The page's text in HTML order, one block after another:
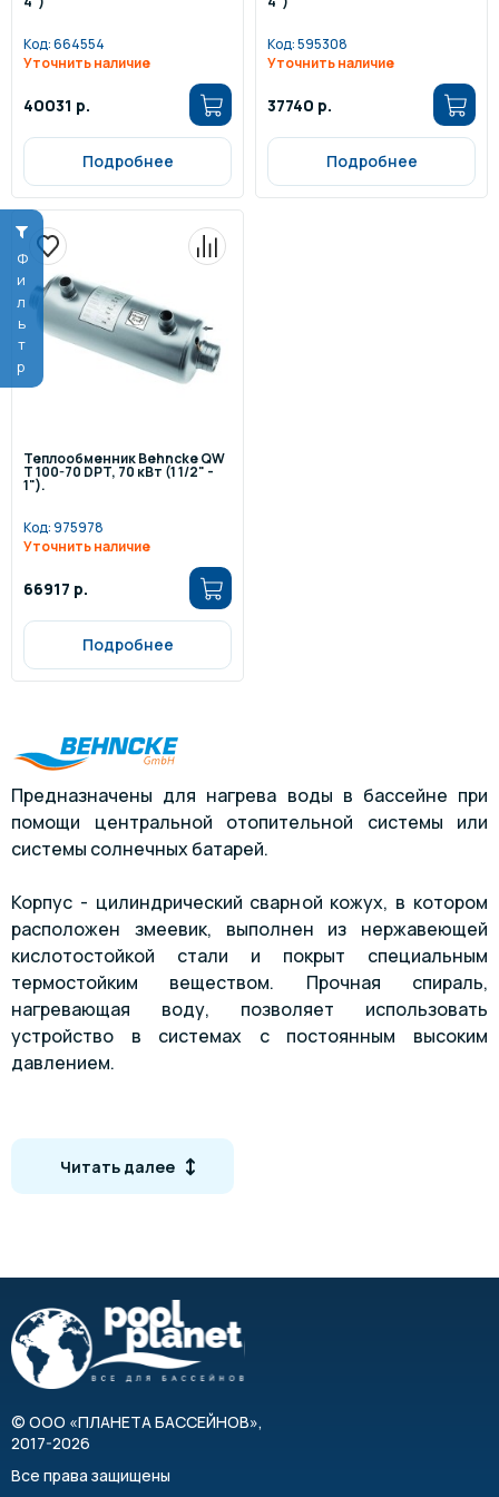
Фильтр
Код:664554
Уточнить наличие
40031 р.
Подробнее
Код:595308
Уточнить наличие
37740 р.
Подробнее
Теплообменник Behncke QW
T 100-70 DPT, 70 кВт (1 1/2" -
1").
Код:975978
Уточнить наличие
66917 р.
Подробнее
Предназначены для нагрева воды в бассейне при
помощи центральной отопительной системы или
системы солнечных батарей.
Корпус - цилиндрический сварной кожух, в котором
расположен змеевик, выполнен из нержавеющей
кислотостойкой стали и покрыт специальным
термостойким веществом. Прочная спираль,
нагревающая воду, позволяет использовать
устройство в системах с постоянным высоким
давлением.
теплообменник срабатывает при достижении
температурной константы, что позволяет не
перегревать воду в чаше бассейна.
Технические характеристики
Модель
Мощность, кВт (при температуре 90°C)
Первичный контур, л/мин
Читать далее
© ООО «ПЛАНЕТА БАССЕЙНОВ»,
2017-2026
Все права защищены